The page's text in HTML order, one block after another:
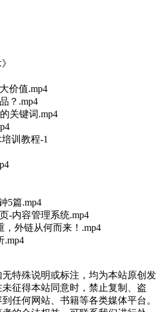
价值.mp4
？.mp4
关键词.mp4
5篇.mp4
-内容管理系统.mp4
，外链从何而来！.mp4
.mp4
特殊说明或标注，均为本站原创发
征得本站同意时，禁止复制、盗
任何网站、书籍等各类媒体平台。